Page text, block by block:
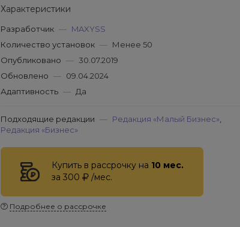
Характеристики
Разработчик — MAXYSS
Количество установок — Менее 50
Опубликовано — 30.07.2019
Обновлено — 09.04.2024
Адаптивность — Да
Подходящие редакции — Редакция «Малый Бизнес»
Редакция «Бизнес»
Купить в рассрочку на 10 мес.
за 300
/мес.
Подробнее о рассрочке